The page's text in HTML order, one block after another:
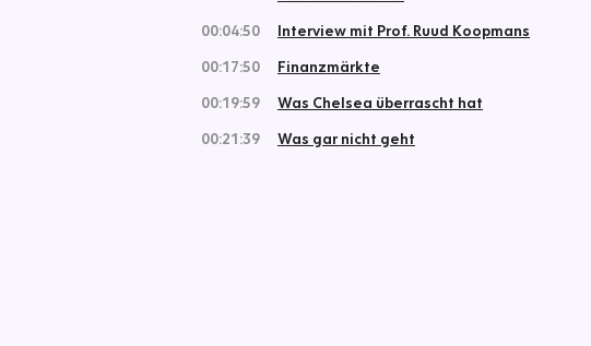
00:04:50
Interview mit Prof. Ruud Koopmans
00:17:50
Finanzmärkte
00:19:59
Was Chelsea überrascht hat
00:21:39
Was gar nicht geht